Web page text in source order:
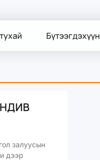
Бүтээгдэхүүн
залуусын
дээр